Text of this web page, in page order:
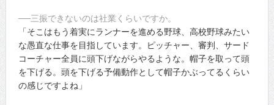
──三振できないのは社業くらいですか。
「そこはもう着実にランナーを進める野球、高校野球みたい
な愚直な仕事を目指しています。ピッチャー、審判、サード
コーチャー全員に頭下げながらやるような。帽子を取って頭
を下げる。頭を下げる予備動作として帽子かぶってるくらい
の感じですよね」